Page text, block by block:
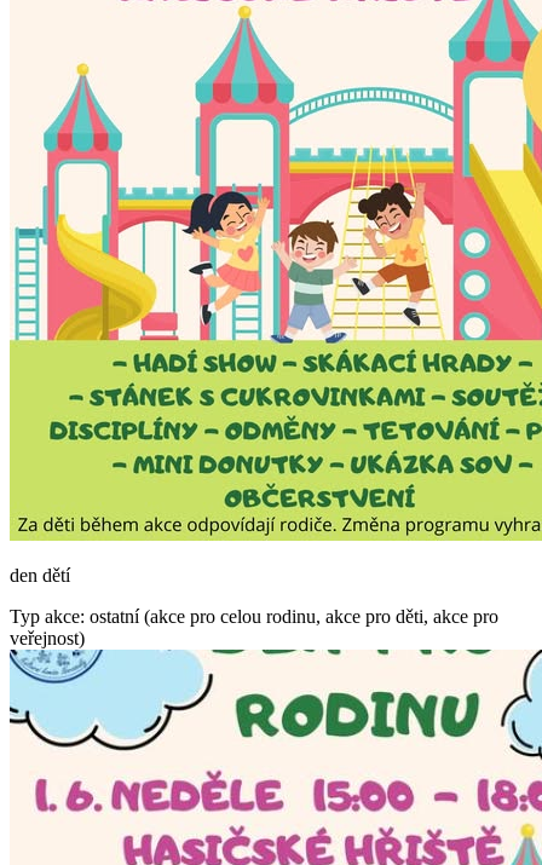
den dětí
Typ akce: ostatní (akce pro celou rodinu, akce pro děti, akce pro
veřejnost)